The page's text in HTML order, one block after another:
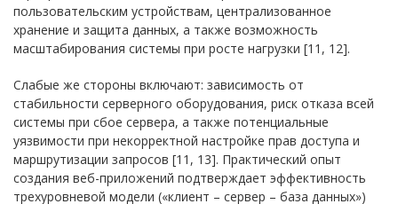
пользовательским устройствам, централизованное
хранение и защита данных, а также возможность
масштабирования системы при росте нагрузки [11, 12].
Слабые же стороны включают: зависимость от
стабильности серверного оборудования, риск отказа всей
системы при сбое сервера, а также потенциальные
уязвимости при некорректной настройке прав доступа и
маршрутизации запросов [11, 13]. Практический опыт
создания веб-приложений подтверждает эффективность
трехуровневой модели («клиент – сервер – база данных»)